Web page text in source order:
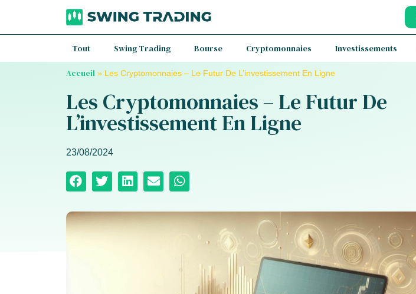
Tout Swing Trading Bourse Cryptomonnaies Investissements
Accueil » Les Cryptomonnaies – Le Futur De L’investissement En Ligne
Les Cryptomonnaies – Le Futur De
L’investissement En Ligne
23/08/2024